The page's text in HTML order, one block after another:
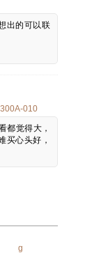
出的可以联
010
都觉得大，
买心头好，
g